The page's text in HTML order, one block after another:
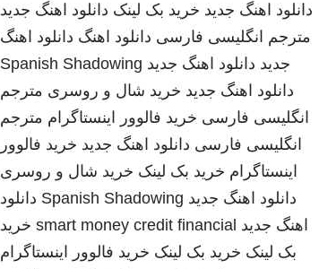
دانلود اهنگ جدید خرید بک لینک دانلود اهنگ جدید
مترجم انگلیسی فارسی دانلود اهنگ دانلود اهنگ
جدید دانلود اهنگ جدید Spanish Shadowing
دانلود اهنگ جدید خرید شال و روسری مترجم
انگلیسی فارسی خرید فالوور اینستاگرام مترجم
انگلیسی فارسی دانلود اهنگ جدید خرید فالوور
اینستاگرام خرید بک لینک خرید شال و روسری
دانلود اهنگ جدید Spanish Shadowing دانلود
اهنگ جدید smart money credit financial خرید
بک لینک خرید بک لینک خرید فالوور اینستاگرام